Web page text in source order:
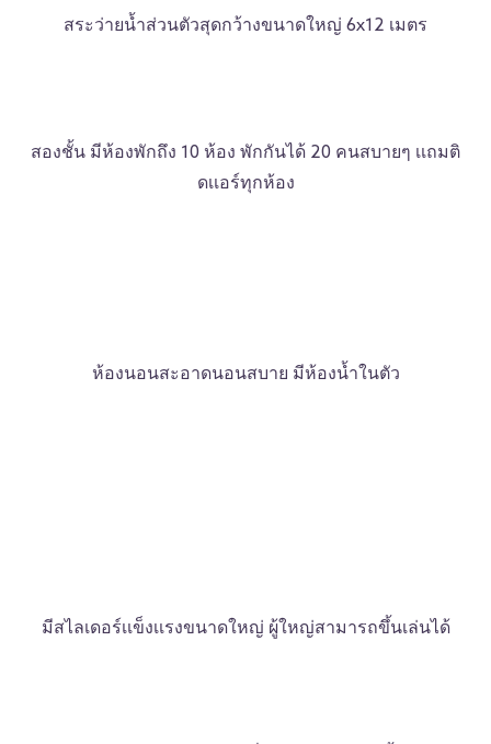
สระว่ายน้ำส่วนตัวสุดกว้างขนาดใหญ่ 6x12 เมตร
สองชั้น มีห้องพักถึง 10 ห้อง พักกันได้ 20 คนสบายๆ เเถมติ
ดเเอร์ทุกห้อง
ห้องนอนสะอาดนอนสบาย มีห้องน้ำในตัว
มีสไลเดอร์เเข็งเเรงขนาดใหญ่ ผู้ใหญ่สามารถขึ้นเล่นได้